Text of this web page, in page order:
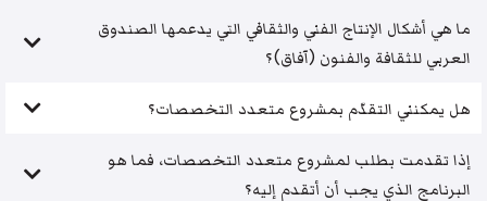
ما هي أشكال الإنتاج الفني والثقافي التي يدعمها الصندوق
العربي للثقافة والفنون (آفاق)؟
هل يمكنني التقدّم بمشروع متعدد التخصصات؟
إذا تقدمت بطلب لمشروع متعدد التخصصات، فما هو
البرنامج الذي يجب أن أتقدم إليه؟